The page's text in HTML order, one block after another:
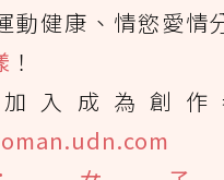
動健康、情慾愛情
！
入成為創作